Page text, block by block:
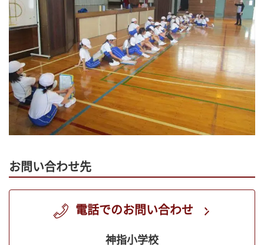
お問い合わせ先
電話でのお問い合わせ
神指小学校